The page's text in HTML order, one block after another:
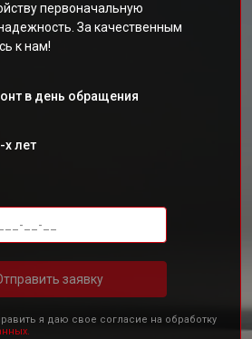
первоначальную
За качественным
к нам!
в день обращения
х лет
заявку
я даю свое согласие на обработку